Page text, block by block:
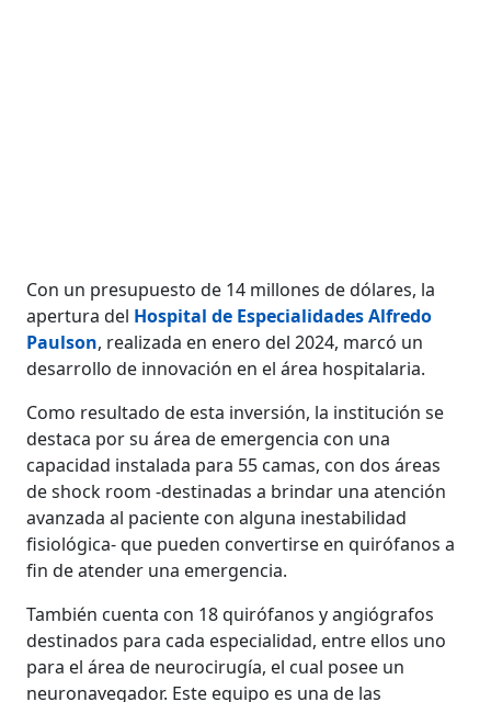
Con un presupuesto de 14 millones de dólares, la
apertura del Hospital de Especialidades Alfredo
Paulson, realizada en enero del 2024, marcó un
desarrollo de innovación en el área hospitalaria.
Como resultado de esta inversión, la institución se
destaca por su área de emergencia con una
capacidad instalada para 55 camas, con dos áreas
de shock room -destinadas a brindar una atención
avanzada al paciente con alguna inestabilidad
fisiológica- que pueden convertirse en quirófanos a
fin de atender una emergencia.
También cuenta con 18 quirófanos y angiógrafos
destinados para cada especialidad, entre ellos uno
para el área de neurocirugía, el cual posee un
neuronavegador. Este equipo es una de las